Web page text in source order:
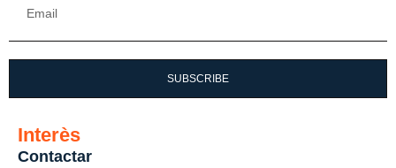
SUBSCRIBE
Interès
Contactar